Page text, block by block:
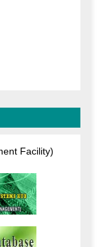
Facility)